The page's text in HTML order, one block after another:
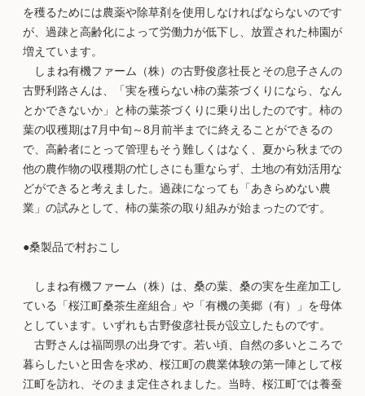
を穫るためには農薬や除草剤を使用しなければならないのです
が、過疎と高齢化によって労働力が低下し、放置された柿園が
増えています。
しまね有機ファーム（株）の古野俊彦社長とその息子さんの
古野利路さんは、「実を穫らない柿の葉茶づくりになら、なん
とかできないか」と柿の葉茶づくりに乗り出したのです。柿の
葉の収穫期は7月中旬～8月前半までに終えることができるの
で、高齢者にとって管理もそう難しくはなく、夏から秋までの
他の農作物の収穫期の忙しさにも重ならず、土地の有効活用な
どができると考えました。過疎になっても「あきらめない農
業」の試みとして、柿の葉茶の取り組みが始まったのです。
●桑製品で村おこし
しまね有機ファーム（株）は、桑の葉、桑の実を生産加工し
ている「桜江町桑茶生産組合」や「有機の美郷（有）」を母体
としています。いずれも古野俊彦社長が設立したものです。
古野さんは福岡県の出身です。若い頃、自然の多いところで
暮らしたいと田舎を求め、桜江町の農業体験の第一陣として桜
江町を訪れ、そのまま定住されました。当時、桜江町では養蚕